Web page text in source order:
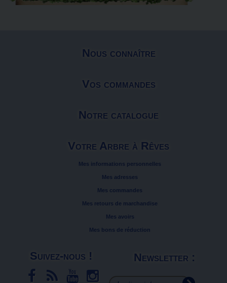
Nous connaître
Vos commandes
Notre catalogue
Votre Arbre à Rêves
Mes informations personnelles
Mes adresses
Mes commandes
Mes retours de marchandise
Mes avoirs
Mes bons de réduction
Suivez-nous ! Newsletter :